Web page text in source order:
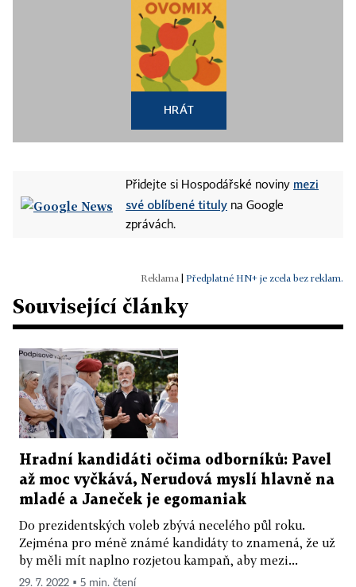
HRÁT
Přidejte si Hospodářské noviny mezi
své oblíbené tituly na Google
zprávách.
Předplatné HN+ je zcela bez reklam.
Související články
Hradní kandidáti očima odborníků: Pavel
až moc vyčkává, Nerudová myslí hlavně na
mladé a Janeček je egomaniak
Do prezidentských voleb zbývá necelého půl roku.
Zejména pro méně známé kandidáty to znamená, že už
by měli mít naplno rozjetou kampaň, aby mezi...
29. 7. 2022 ▪ 5 min. čtení